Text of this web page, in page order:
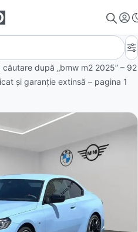
după „bmw m2 2025” – 92
și garanție extinsă – pagina 1